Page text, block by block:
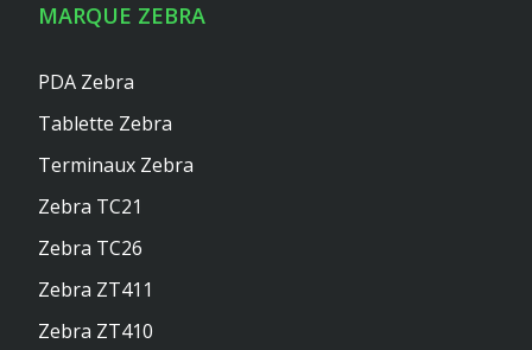
MARQUE ZEBRA
PDA Zebra
Tablette Zebra
Terminaux Zebra
Zebra TC21
Zebra TC26
Zebra ZT411
Zebra ZT410